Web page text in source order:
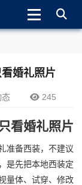
婚礼照片
态 245
看婚礼照片
准备西装，不建议
是先把本地西装定
量体、试穿、修改